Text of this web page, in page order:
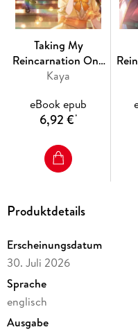
Taking My
Reincarnation One
Step at a Time: No
Would Be Monsters!
Volume 7
Kaya
eBook epub
6,92 €*
Produktdetails
Erscheinungsdatum
30. Juli 2026
Sprache
englisch
Ausgabe